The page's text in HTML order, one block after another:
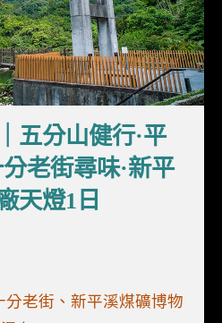
五分山健行·平
老街尋味·新平
天燈1日
老街、新平溪煤礦博物